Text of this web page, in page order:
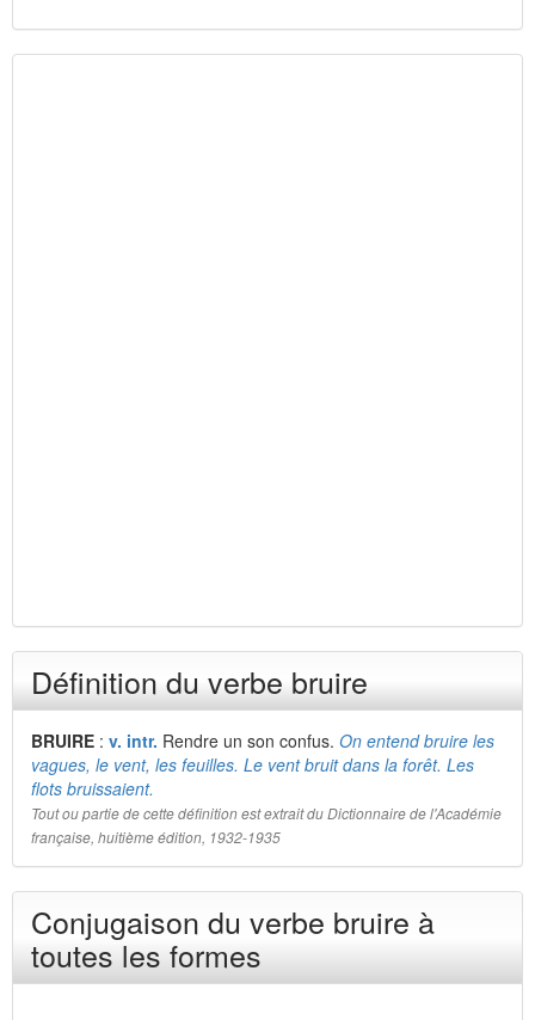
Définition du verbe bruire
BRUIRE : v. intr. Rendre un son confus. On entend bruire les
vagues, le vent, les feuilles. Le vent bruit dans la forêt. Les
flots bruissaient.
Tout ou partie de cette définition est extrait du Dictionnaire de l'Académie
française, huitième édition, 1932-1935
Conjugaison du verbe bruire à
toutes les formes